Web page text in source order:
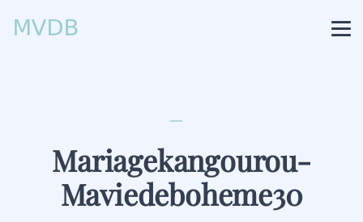
Mariagekangourou-
Maviedeboheme30